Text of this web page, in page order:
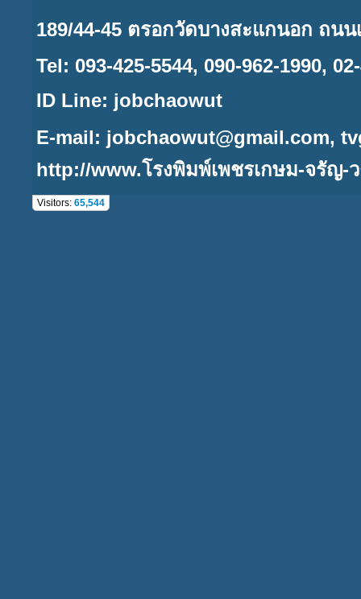
189/44-45 ตรอกวัดบางสะแกนอก ถน
Tel: 093-425-5544, 090-962-1990,
ID Line: jobchaowut
E-mail: jobchaowut@gmail.com,
http://www.โรงพิมพ์เพชรเกษม-จรัญ-
Visitors: 65,544